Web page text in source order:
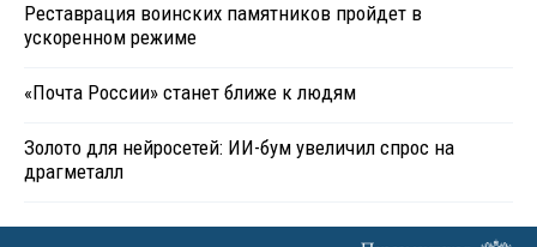
Реставрация воинских памятников пройдет в
ускоренном режиме
«Почта России» станет ближе к людям
Золото для нейросетей: ИИ-бум увеличил спрос на
драгметалл